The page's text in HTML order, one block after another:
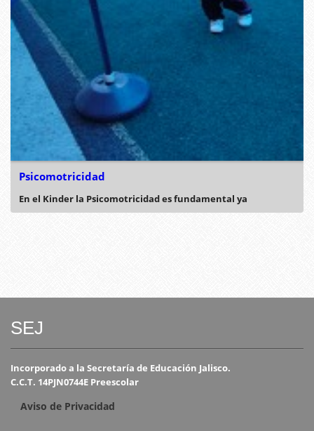
Psicomotricidad
En el Kinder la Psicomotricidad es fundamental ya
SEJ
Incorporado a la Secretaría de Educación Jalisco.
C.C.T. 14PJN0744E Preescolar
Aviso de Privacidad